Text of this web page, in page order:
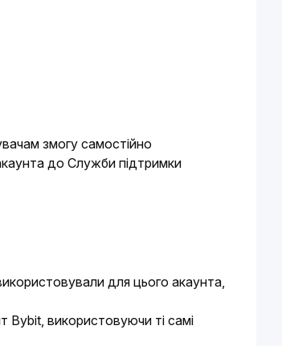
змогу самостійно
до Служби підтримки
для цього акаунта,
використовуючи ті самі